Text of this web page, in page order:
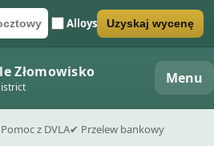
rejestracyjny
pocztowyAlloys
formularz wyceny Uzyskaj wycenę
Złomowisko Menu
z DVLA✔ Przelew bankowy